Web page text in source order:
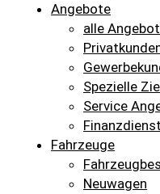
Angebote
alle
Spezielle
Service
Fahrzeuge
Neuwagen